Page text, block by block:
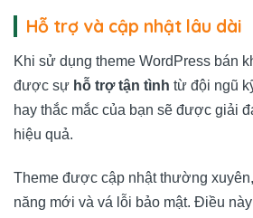
Hỗ trợ và cập nhật lâu dài
Khi sử dụng theme WordPress bán
được sự hỗ trợ tận tình từ đội ngũ
hay thắc mắc của bạn sẽ được giải
hiệu quả.
Theme được cập nhật thường
năng mới và vá lỗi bảo mật. Điều